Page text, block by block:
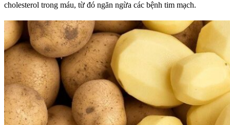
cholesterol trong máu, từ đó ngăn ngừa các bệnh tim mạch.